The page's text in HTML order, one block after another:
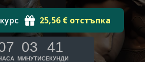
25,56 € отстъпка
03
МИНУТИ
40
СЕКУНДИ